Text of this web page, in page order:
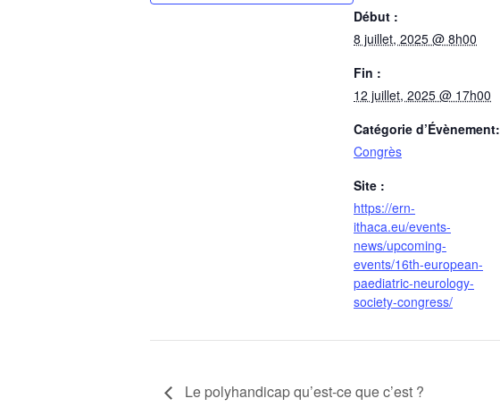
Début :
8 juillet, 2025 @ 8h00
Fin :
12 juillet, 2025 @ 17h00
Catégorie d’Évènement:
Congrès
Site :
https://ern-
ithaca.eu/events-
news/upcoming-
events/16th-european-
paediatric-neurology-
society-congress/
Le polyhandicap qu’est-ce que c’est ?